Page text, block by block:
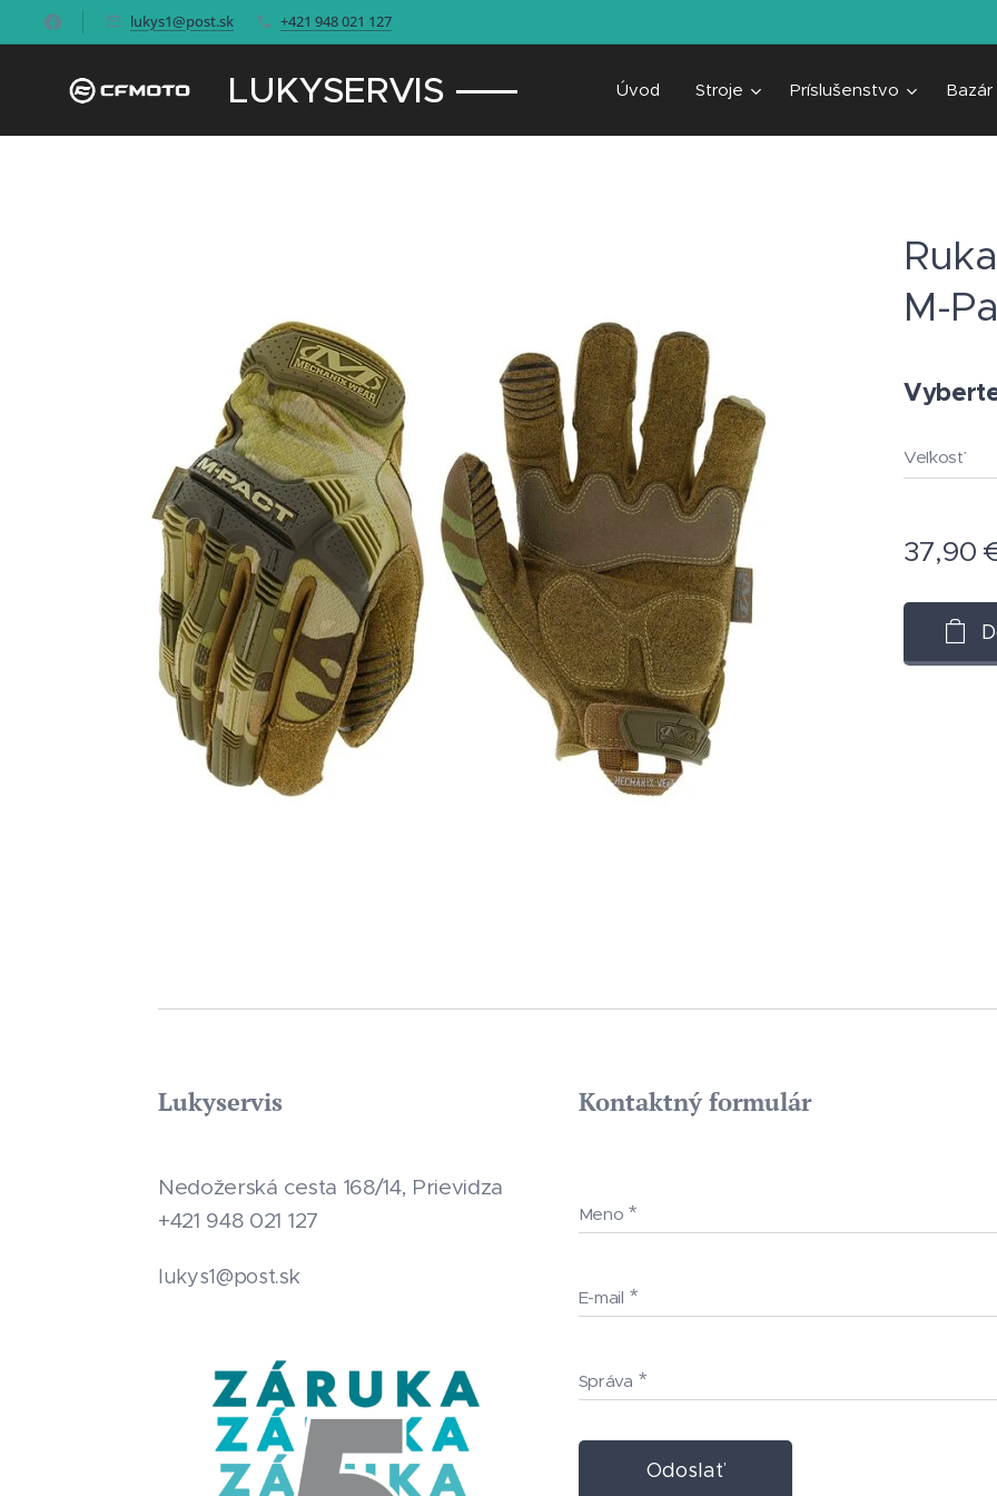
lukys1@post.sk +421 948 021 127
LUKYSERVIS Úvod Stroje Príslušenstvo Bazár
M-
Veľkosť
37,90
Lukyservis
Nedožerská cesta 168/14, Prievidza
+421 948 021 127
lukys1@post.sk
Kontaktný formulár
Meno
E-mail
Správa
Odoslať